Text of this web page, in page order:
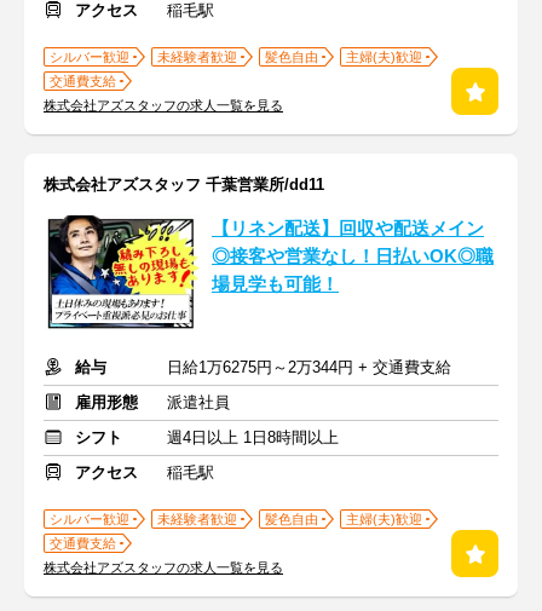
アクセス
稲毛駅
シルバー歓迎 未経験者歓迎 髪色自由
主婦(夫)歓迎
交通費支給
株式会社アズスタッフの求人一覧を見る
株式会社アズスタッフ 千葉営業所/dd11
【リネン配送】回収や配送メイン
◎接客や営業なし！日払いOK◎職
場見学も可能！
給与
日給1万6275円～2万344円 + 交通費支給
雇用形態
派遣社員
シフト
週4日以上 1日8時間以上
アクセス
稲毛駅
シルバー歓迎 未経験者歓迎 髪色自由
主婦(夫)歓迎
交通費支給
株式会社アズスタッフの求人一覧を見る